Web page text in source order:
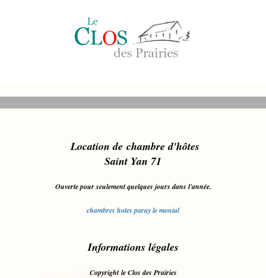
Location de chambre d'hôtes
Saint Yan 71
Ouverte pour seulement quelques jours dans l'année.
chambres hotes paray le monial
Informations légales
Copyright le Clos des Prairies